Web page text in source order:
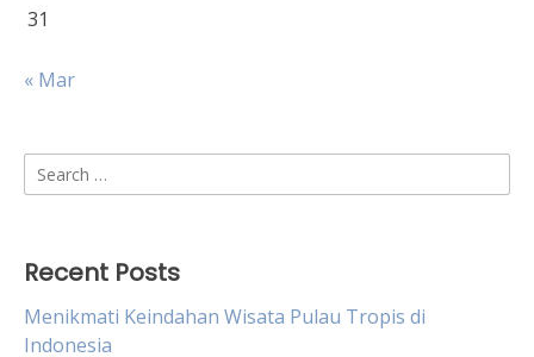
31
« Mar
Search
for:
Recent Posts
Menikmati Keindahan Wisata Pulau Tropis di
Indonesia